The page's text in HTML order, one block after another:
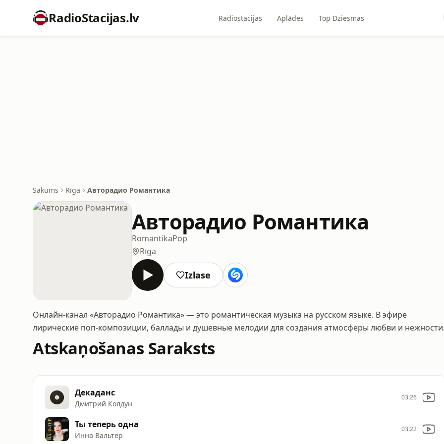
RadioStacijas.lv Radiostacijas Aplādes Top Dziesmas
Sākums Rīga Авторадио Романтика
Авторадио Романтика
RomantikaPop
Rīga
Izlase
Онлайн-канал «Авторадио Романтика» — это романтическая музыка на русском языке. В эфире
лирические поп-композиции, баллады и душевные мелодии для создания атмосферы любви и
Atskaņošanas Saraksts
Декаданс
Дмитрий Колдун
03:26
Ты теперь одна
Инна Вальтер
03:22